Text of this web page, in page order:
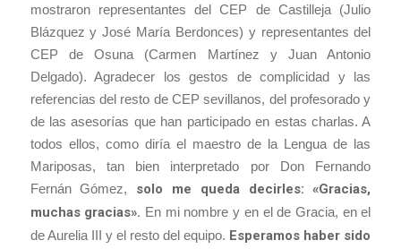
mostraron representantes del CEP de Castilleja (Julio
Blázquez y José María Berdonces) y representantes del
CEP de Osuna (Carmen Martínez y Juan Antonio
Delgado). Agradecer los gestos de complicidad y las
referencias del resto de CEP sevillanos, del profesorado y
de las asesorías que han participado en estas charlas. A
todos ellos, como diría el maestro de la Lengua de las
Mariposas, tan bien interpretado por Don Fernando
Fernán Gómez, solo me queda decirles: «Gracias,
muchas gracias». En mi nombre y en el de Gracia, en el
de Aurelia III y el resto del equipo. Esperamos haber sido